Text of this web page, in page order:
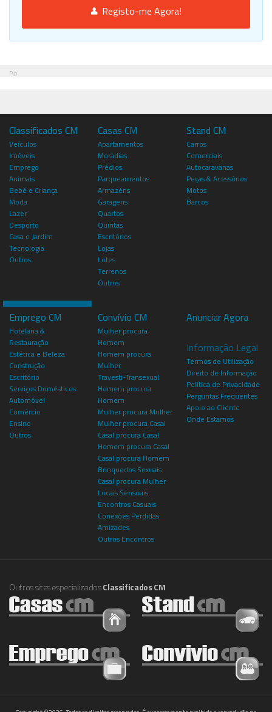
Registo-me Agora!
Pub
Classificados CM
Veículos
Imóveis
Emprego
Animais
Bebé e Criança
Moda
Lazer
Desporto
Casa e Jardim
Tecnologia
Outros
Casas CM
Apartamentos
Moradias
Prédios
Parqueamentos
Armazéns
Garagens
Quartos
Quintas
Escritórios
Lojas
Lotes
Terrenos
Outros
Stand CM
Carros
Comerciais
Autocaravanas
Peças & Acessórios
Motos
Barcos
Emprego CM
Hotelaria &
Restauração
Estética e Beleza
Construção
Escritório
Serviços Domésticos
Automóvel
Comércio
Ensino
Outros
Convívio CM
Mulher procura
Homem
Homem procura
Mulher
Travesti-Transexual
Homem procura
Homem
Mulher procura Mulher
Mulher procura Casal
Casal procura Casal
Homem procura Casal
Casal procura Homem
Brinquedos Sexuais
Casal procura Mulher
Locais Sensuais
Encontros Casuais
Conexões Perdidas
Amizades
Outros Encontros
Anunciar Agora
Informação Legal
Termos de Utilização
Direito de Informação
Política de Privacidade
Perguntas Frequentes
Apoio ao Cliente
Onde Estamos
Outros sites especializadosClassificados CM